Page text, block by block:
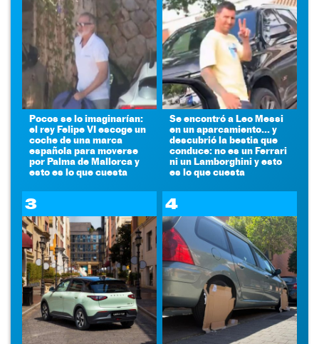
Pocos se lo imaginarían:
el rey Felipe VI escoge un
coche de una marca
española para moverse
por Palma de Mallorca y
esto es lo que cuesta
Se encontró a Leo Messi
en un aparcamiento... y
descubrió la bestia que
conduce: no es un Ferrari
ni un Lamborghini y esto
es lo que cuesta
3 4